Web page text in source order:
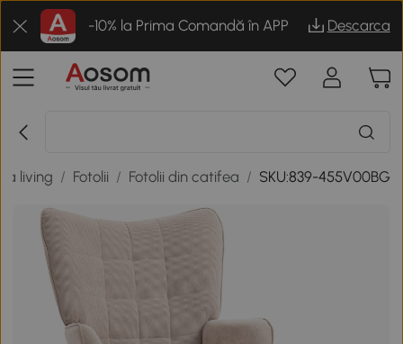
-10% la Prima Comandă în APP Descarca
living / Fotolii / Fotolii din catifea / SKU:839-455V00BG